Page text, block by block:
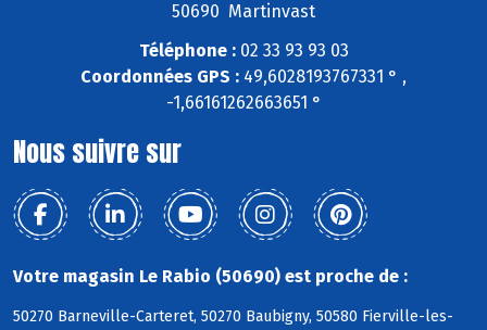
50690 Martinvast
Téléphone :02 33 93 93 03
Coordonnées GPS : 49,6028193767331 ° ,
-1,66161262663651 °
Nous suivre sur
Votre magasin Le Rabio (50690) est proche de :
50270 Barneville-Carteret, 50270 Baubigny, 50580 Fierville-les-